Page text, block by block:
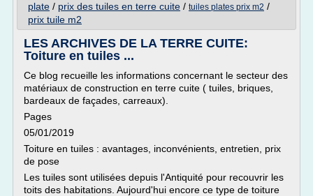
plate / prix des tuiles en terre cuite / tuiles plates prix m2 /
prix tuile m2
LES ARCHIVES DE LA TERRE CUITE:
Toiture en tuiles ...
Ce blog recueille les informations concernant le secteur des
matériaux de construction en terre cuite ( tuiles, briques,
bardeaux de façades, carreaux).
Pages
05/01/2019
Toiture en tuiles : avantages, inconvénients, entretien, prix
de pose
Les tuiles sont utilisées depuis l'Antiquité pour recouvrir les
toits des habitations. Aujourd'hui encore ce type de toiture